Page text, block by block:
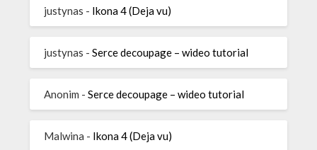
justynas - Ikona 4 (Deja vu)
justynas -Serce decoupage – wideo tutorial
Anonim -Serce decoupage – wideo tutorial
Malwina - Ikona 4 (Deja vu)